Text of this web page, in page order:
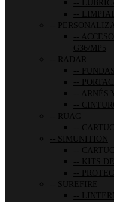
G36/MP5
RADAR
ARNÉS
RUAG
SIMUNITION
KITS
SUREFIRE